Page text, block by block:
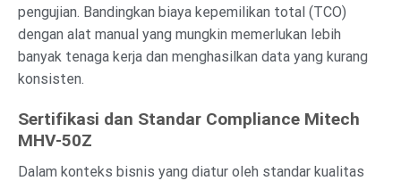
pengujian. Bandingkan biaya kepemilikan total (TCO)
dengan alat manual yang mungkin memerlukan lebih
banyak tenaga kerja dan menghasilkan data yang kurang
konsisten.
Sertifikasi dan Standar Compliance Mitech
MHV-50Z
Dalam konteks bisnis yang diatur oleh standar kualitas